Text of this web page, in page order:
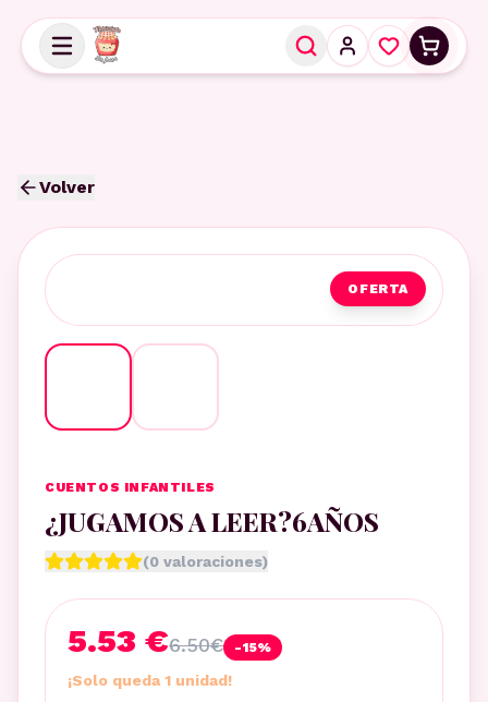
Volver
OFERTA
CUENTOS INFANTILES
¿JUGAMOS A LEER?6AÑOS
(0 valoraciones)
5.53 €6.50€ -15%
¡Solo queda 1 unidad!